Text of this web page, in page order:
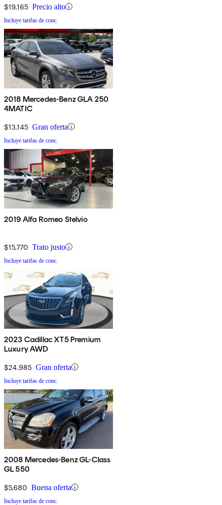
$19,165 Precio alto
Incluye tarifas de conc.
2018 Mercedes-Benz GLA 250
4MATIC
$13,145 Gran oferta
Incluye tarifas de conc.
2019 Alfa Romeo Stelvio
$15,770 Trato justo
Incluye tarifas de conc.
2023 Cadillac XT5 Premium
Luxury AWD
$24,985 Gran oferta
Incluye tarifas de conc.
2008 Mercedes-Benz GL-Class
GL 550
$5,680 Buena oferta
Incluye tarifas de conc.